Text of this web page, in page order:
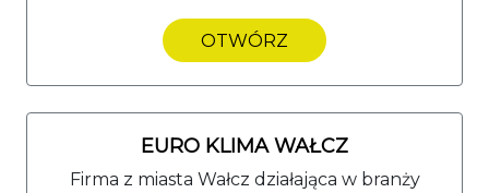
OTWÓRZ
EURO KLIMA WAŁCZ
Firma z miasta Wałcz działająca w branży